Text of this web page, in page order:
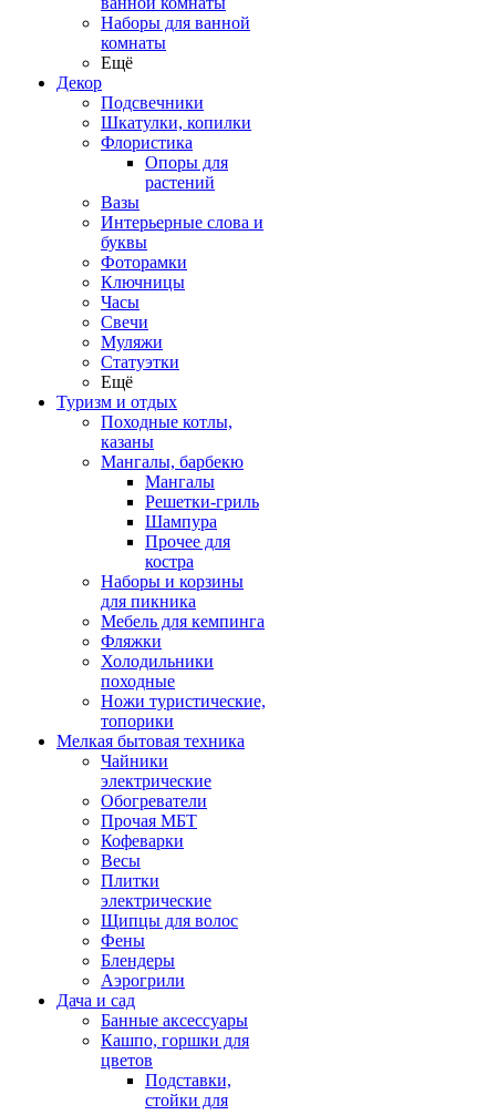
Наборы для ванной
комнаты
Ещё
Декор
Подсвечники
Шкатулки, копилки
Флористика
Опоры для
растений
Вазы
Интерьерные слова и
буквы
Фоторамки
Ключницы
Часы
Свечи
Муляжи
Статуэтки
Ещё
Туризм и отдых
Походные котлы,
казаны
Мангалы, барбекю
Мангалы
Решетки-гриль
Шампура
Прочее для
костра
Наборы и корзины
для пикника
Мебель для кемпинга
Фляжки
Холодильники
походные
Ножи туристические,
топорики
Мелкая бытовая техника
Чайники
электрические
Обогреватели
Прочая МБТ
Кофеварки
Весы
Плитки
электрические
Щипцы для волос
Фены
Блендеры
Аэрогрили
Дача и сад
Банные аксессуары
Кашпо, горшки для
цветов
Подставки,
стойки для